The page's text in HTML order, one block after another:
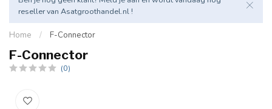
reseller van Asatgroothandel.nl !
Home / F-Connector
F-Connector
(0)